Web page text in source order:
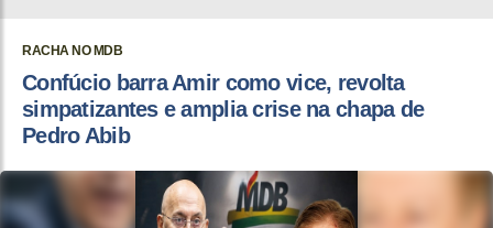
RACHA NO MDB
Confúcio barra Amir como vice, revolta
simpatizantes e amplia crise na chapa de
Pedro Abib